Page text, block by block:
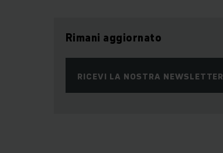
Rimani aggiornato
RICEVI LA NOSTRA NEWSLETTER